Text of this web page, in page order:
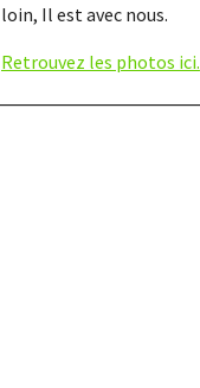
loin, Il est avec nous.
Retrouvez les photos ici.